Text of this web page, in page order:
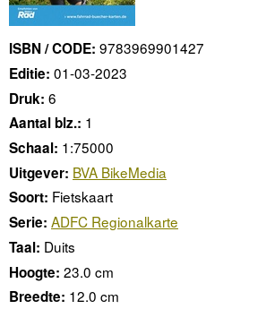
ISBN / CODE: 9783969901427
Editie: 01-03-2023
Druk: 6
Aantal blz.: 1
Schaal: 1:75000
Uitgever: BVA BikeMedia
Soort: Fietskaart
Serie: ADFC Regionalkarte
Taal: Duits
Hoogte: 23.0 cm
Breedte: 12.0 cm